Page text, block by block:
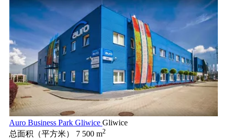
Auro Business Park Gliwice Gliwice
总面积（平方米）
7 500 m2